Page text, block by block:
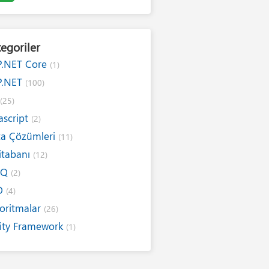
Core (1)
(100)
(25)
(2)
Çözümleri (11)
(12)
(2)
(4)
(26)
Framework (1)